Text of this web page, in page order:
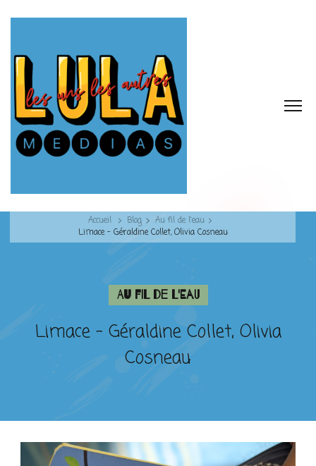
Accueil Blog
Au fil de l'eau
Limace – Géraldine Collet, Olivia Cosneau
Au fil de l'eau
Limace – Géraldine Collet, Olivia
Cosneau